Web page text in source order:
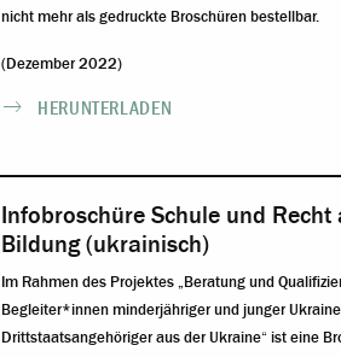
nicht mehr als gedruckte Broschüren bestellbar.
(Dezember 2022)
HERUNTERLADEN
Infobroschüre Schule und Recht
Bildung (ukrainisch)
Im Rahmen des Projektes „Beratung und
Begleiter*innen minderjähriger und junger
Drittstaatsangehöriger aus der Ukraine“ ist eine